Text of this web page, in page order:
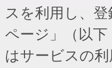
スを利用し、
ページ」（以
はサービスの